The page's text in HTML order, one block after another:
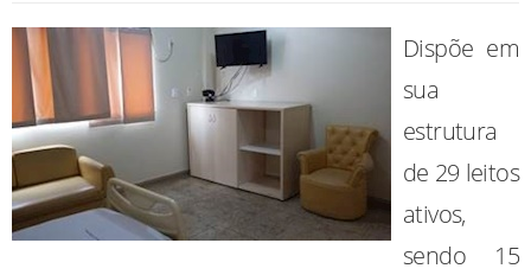
Dispõe em
sua
estrutura
de 29 leitos
ativos,
sendo 15